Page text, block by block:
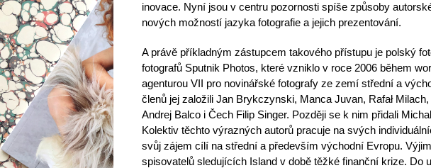
inovace. Nyní jsou v centru pozornosti spíše způsoby
nových možností jazyka fotografie a jejich prezentování.
A právě příkladným zástupcem takového přístupu je polský
fotografů Sputnik Photos, které vzniklo v roce 2006 během
agenturou VII pro novinářské fotografy ze zemí střední a
členů jej založili Jan Brykczynski, Manca Juvan, Rafał
Andrej Balco i Čech Filip Singer. Později se k nim přidali
Kolektiv těchto výrazných autorů pracuje na svých
svůj zájem cílí na střední a především východní Evropu.
spisovatelů sledujících Island v době těžké finanční krize. Do